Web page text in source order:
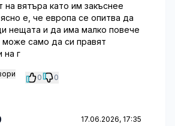
на вятъра като им закъснее
е, че европа се опитва да
нещата и да има малко повече
може само да си правят
на г
0 0
17.06.2026, 17:35